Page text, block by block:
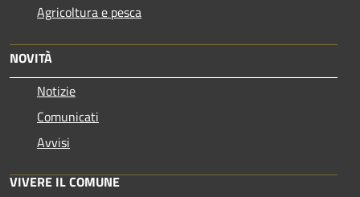
Agricoltura e pesca
NOVITÀ
Notizie
Comunicati
Avvisi
VIVERE IL COMUNE